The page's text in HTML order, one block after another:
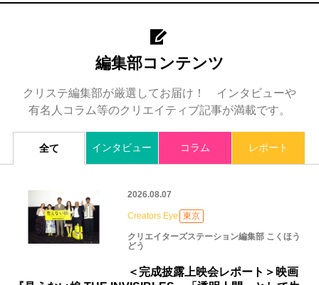
編集部コンテンツ
クリステ編集部が厳選してお届け！ インタビューや
有名人コラム等のクリエイティブ記事が満載です。
全て インタビュー コラム レポート
2026.08.07
Creators Eye 東京
クリエイターズステーション編集部 こくほう
どう
＜完成披露上映会レポート＞映画